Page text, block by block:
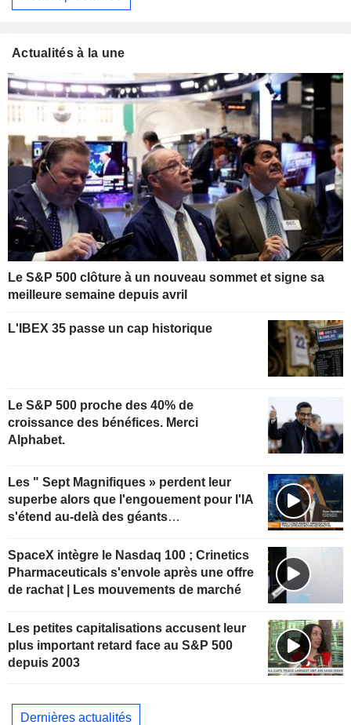
Actualités à la une
Le S&P 500 clôture à un nouveau sommet et signe sa
meilleure semaine depuis avril
L'IBEX 35 passe un cap historique
Le S&P 500 proche des 40% de
croissance des bénéfices. Merci
Alphabet.
Les " Sept Magnifiques » perdent leur
superbe alors que l'engouement pour l'IA
s'étend au-delà des géants
SpaceX intègre le Nasdaq 100 ; Crinetics
Pharmaceuticals s'envole après une offre
de rachat | Les mouvements de marché
Les petites capitalisations accusent leur
plus important retard face au S&P 500
depuis 2003
Dernières actualités